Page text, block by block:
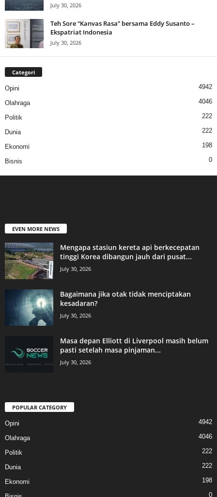
July 30, 2026
Teh Sore “Kanvas Rasa” bersama Eddy Susanto –
Ekspatriat Indonesia
July 30, 2026
Categori
Opini 4942
Olahraga 4046
Politik 222
Dunia 222
Ekonomi 198
Bisnis 0
EVEN MORE NEWS
Mengapa stasiun kereta api berkecepatan
tinggi Korea dibangun jauh dari pusat...
July 30, 2026
Bagaimana jika otak tidak menciptakan
kesadaran?
July 30, 2026
Masa depan Elliott di Liverpool masih belum
pasti setelah masa pinjaman...
July 30, 2026
POPULAR CATEGORY
Opini 4942
Olahraga 4046
Politik 222
Dunia 222
Ekonomi 198
0